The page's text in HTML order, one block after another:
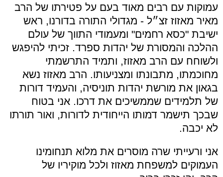
עמוקות עם רבים מאוד בעם על פטירתו של הרב
מאיר מאזוז זצ״ל - מגדולי התורה בדורנו, ראש
ישיבת "כסא רחמים" ומעמודי התווך של עולם
ההלכה והמסורת של יהדות ספרד. זכיתי להיפגש
ולשוחח עם הרב מאזוז, ותמיד התרשמתי
מחוכמתו, מתבונתו ומצניעותו. הרב מאזוז נשא
בגאון את מורשת יהדות תוניסיה, והעמיד דורות
של תלמידים שממשיכים את דרכו. אני בטוח
שבכך תישמר דמותו הייחודית לדורות, ואור תורתו
לא יכבה.
אני ורעייתי שרה מוסרים את מלוא תנחומינו
העמוקים למשפחת מאזוז ולכל מוקיריו של